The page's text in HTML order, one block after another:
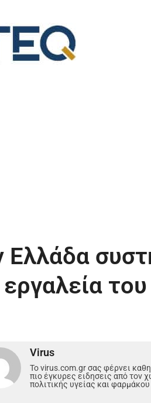
Ελλάδα
Virus
Το virus.com.gr σας φέρνει
πιο έγκυρες ειδησεις από τον
πολιτικής υγείας και φαρμάκου